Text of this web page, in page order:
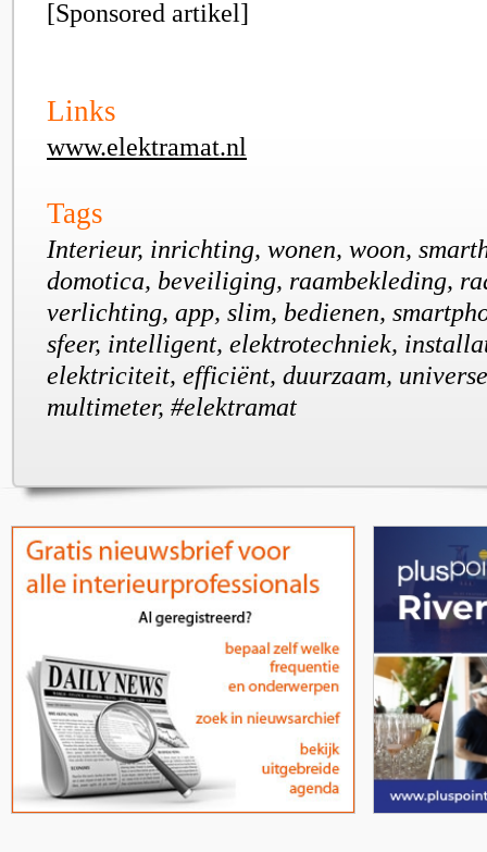
[Sponsored artikel]
Links
www.elektramat.nl
Tags
Interieur, inrichting, wonen, woon,
domotica, beveiliging, raambekleding,
verlichting, app, slim, bedienen,
sfeer, intelligent, elektrotechniek,
elektriciteit, efficiënt, duurzaam,
multimeter, #elektramat